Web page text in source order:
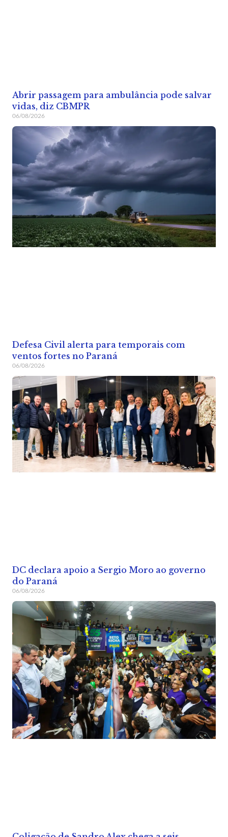
Abrir passagem para ambulância pode salvar
vidas, diz CBMPR
06/08/2026
Defesa Civil alerta para temporais com
ventos fortes no Paraná
06/08/2026
DC declara apoio a Sergio Moro ao governo
do Paraná
06/08/2026